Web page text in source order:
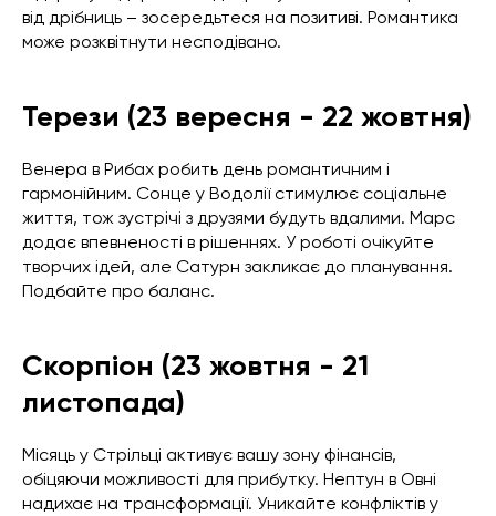
від дрібниць – зосередьтеся на позитиві. Романтика
може розквітнути несподівано.
Терези (23 вересня - 22 жовтня)
Венера в Рибах робить день романтичним і
гармонійним. Сонце у Водолії стимулює соціальне
життя, тож зустрічі з друзями будуть вдалими. Марс
додає впевненості в рішеннях. У роботі очікуйте
творчих ідей, але Сатурн закликає до планування.
Подбайте про баланс.
Скорпіон (23 жовтня - 21
листопада)
Місяць у Стрільці активує вашу зону фінансів,
обіцяючи можливості для прибутку. Нептун в Овні
надихає на трансформації. Уникайте конфліктів у